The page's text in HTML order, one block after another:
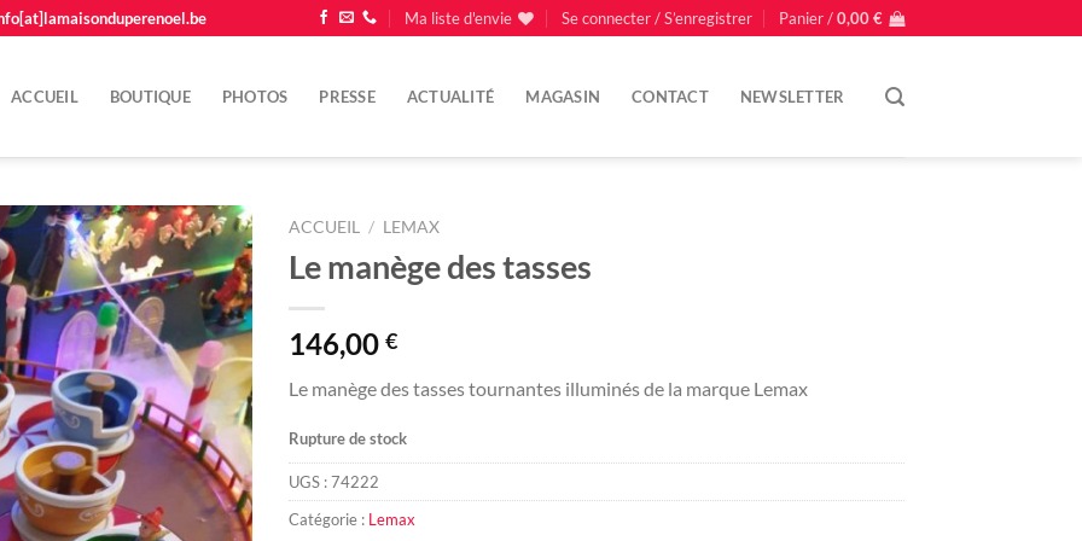
Ma liste d'envie Se connecter / S’enregistrer Panier /0,00€
ACCUEIL BOUTIQUE PHOTOS PRESSE ACTUALITÉ MAGASIN CONTACT NEWSLETTER
Ajouter
à la
liste
d'envie
ACCUEIL / LEMAX
Le manège des tasses
146,00 €
Le manège des tasses tournantes illuminés de la marque Lemax
Rupture de stock
UGS :74222
Catégorie : Lemax